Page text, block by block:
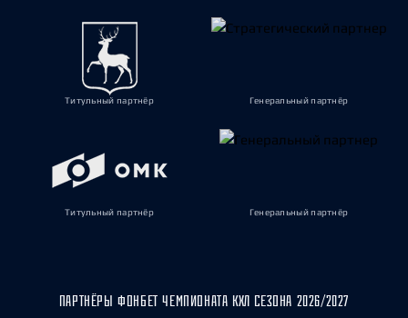
Титульный партнёр Генеральный партнёр
Титульный партнёр Генеральный партнёр
ПАРТНЁРЫ ФОНБЕТ ЧЕМПИОНАТА КХЛ СЕЗОНА 2026/2027